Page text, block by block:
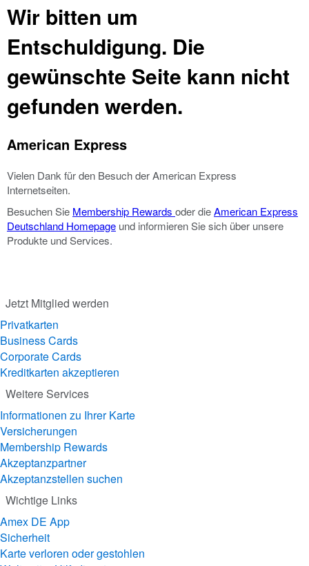
Wir bitten um
Entschuldigung. Die
gewünschte Seite kann nicht
gefunden werden.
American Express
Vielen Dank für den Besuch der American Express
Internetseiten.
Besuchen Sie Membership Rewards oder dieAmerican Express
Deutschland Homepage und informieren Sie sich über unsere
Produkte und Services.
Jetzt Mitglied werden
Privatkarten
Business Cards
Corporate Cards
Kreditkarten akzeptieren
Weitere Services
Informationen zu Ihrer Karte
Versicherungen
Membership Rewards
Akzeptanzpartner
Akzeptanzstellen suchen
Wichtige Links
Amex DE App
Sicherheit
Karte verloren oder gestohlen